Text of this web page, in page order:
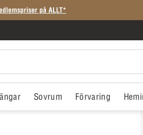
på ALLT*
Sovrum Förvaring